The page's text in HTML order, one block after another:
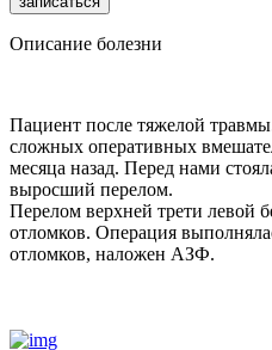
Описание болезни
Пациент после тяжелой
сложных оперативных
месяца назад. Перед нами
выросший перелом.
Перелом верхней трети левой
отломков. Операция
отломков, наложен АЗФ.